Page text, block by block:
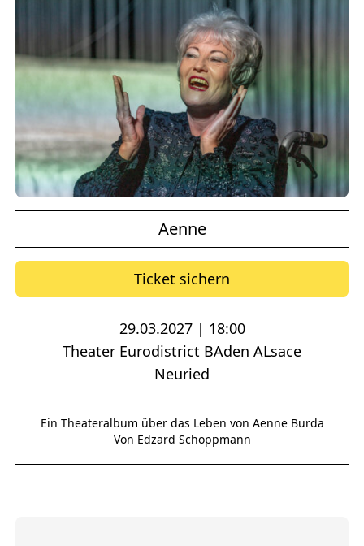
Aenne
Ticket sichern
29.03.2027 | 18:00
Theater Eurodistrict BAden ALsace
Neuried
Ein Theateralbum über das Leben von Aenne Burda
Von Edzard Schoppmann